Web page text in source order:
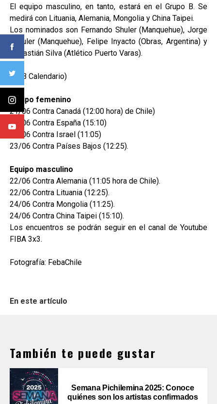
El equipo masculino, en tanto, estará en el Grupo B. Se
medirá con Lituania, Alemania, Mongolia y China Taipei.
Los nominados son Fernando Shuler (Manquehue), Jorge
Schuler (Manquehue), Felipe Inyacto (Obras, Argentina) y
Sebastián Silva (Atlético Puerto Varas).
(SUB Calendario)
Equipo femenino
21/06 Contra Canadá (12:00 hora) de Chile)
21/06 Contra España (15:10)
23/06 Contra Israel (11:05)
23/06 Contra Países Bajos (12:25).
Equipo masculino
22/06 Contra Alemania (11:05 hora de Chile).
22/06 Contra Lituania (12:25).
24/06 Contra Mongolia (11:25).
24/06 Contra China Taipei (15:10).
Los encuentros se podrán seguir en el canal de Youtube
FIBA 3x3.
Fotografía: FebaChile
En este artículo
También te puede gustar
Semana Pichilemina 2025: Conoce
quiénes son los artistas confirmados